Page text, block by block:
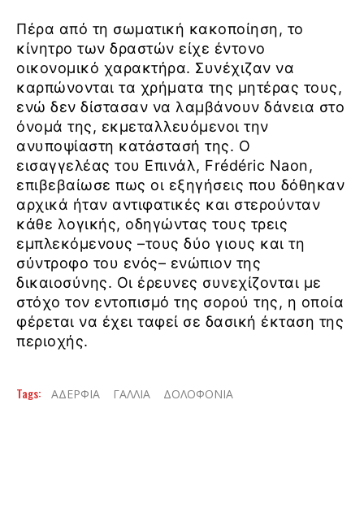
Πέρα από τη σωματική κακοποίηση, το
κίνητρο των δραστών είχε έντονο
οικονομικό χαρακτήρα. Συνέχιζαν να
καρπώνονται τα χρήματα της μητέρας τους,
ενώ δεν δίστασαν να λαμβάνουν δάνεια στο
όνομά της, εκμεταλλευόμενοι την
ανυποψίαστη κατάστασή της. Ο
εισαγγελέας του Επινάλ, Frédéric Naon,
επιβεβαίωσε πως οι εξηγήσεις που δόθηκαν
αρχικά ήταν αντιφατικές και στερούνταν
κάθε λογικής, οδηγώντας τους τρεις
εμπλεκόμενους –τους δύο γιους και τη
σύντροφο του ενός– ενώπιον της
δικαιοσύνης. Οι έρευνες συνεχίζονται με
στόχο τον εντοπισμό της σορού της, η οποία
φέρεται να έχει ταφεί σε δασική έκταση της
περιοχής.
Tags: ΑΔΕΡΦΙΑ ΓΑΛΛΙΑ ΔΟΛΟΦΟΝΙΑ